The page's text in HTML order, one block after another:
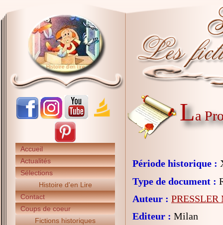
Accueil
Actualités
Sélections
Histoire d'en Lire
Contact
Coups de coeur
Fictions historiques
La
Période historique :
Type de document :
Auteur :
Editeur : Milan